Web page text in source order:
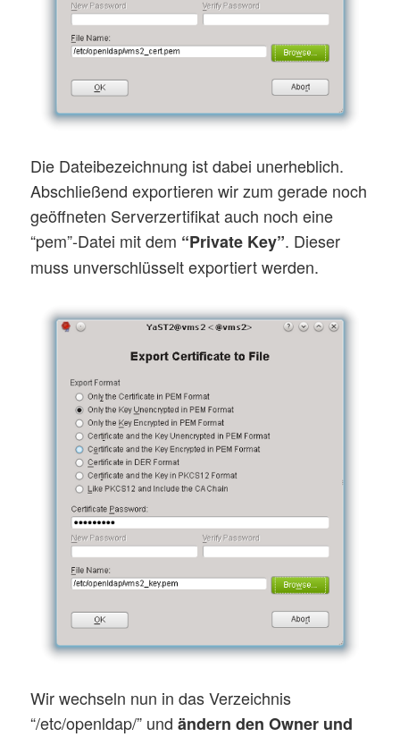
Die Dateibezeichnung ist dabei unerheblich.
Abschließend exportieren wir zum gerade noch
geöffneten Serverzertifikat auch noch eine
“pem”-Datei mit dem “Private Key”. Dieser
muss unverschlüsselt exportiert werden.
Wir wechseln nun in das Verzeichnis
“/etc/openldap/” undändern den Owner und